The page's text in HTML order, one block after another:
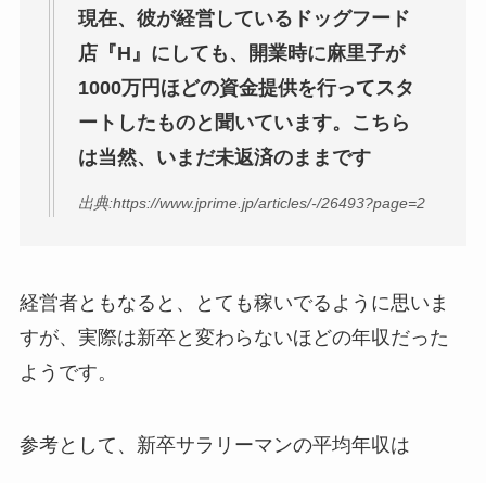
現在、彼が経営しているドッグフード
店『H』にしても、開業時に麻里子が
1000万円ほどの資金提供を行ってスタ
ートしたものと聞いています。こちら
は当然、いまだ未返済のままです
出典:https://www.jprime.jp/articles/-/26493?page=2
経営者ともなると、とても稼いでるように思いま
すが、実際は新卒と変わらないほどの年収だった
ようです。
参考として、新卒サラリーマンの平均年収は